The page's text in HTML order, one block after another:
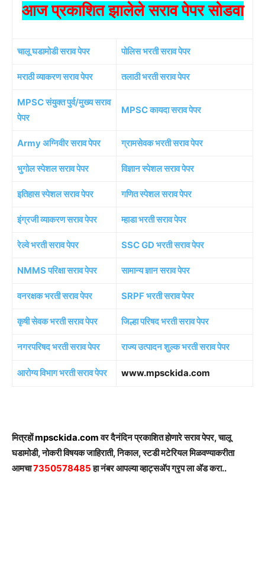
आज प्रकाशित झालेले सराव पेपर सोडवा
चालू घडामोडी सराव पेपर पोलिस भरती सराव पेपर
मराठी व्याकरण सराव पेपर तलाठी भरती सराव पेपर
MPSC संयुक्त पुर्व/मुख्य सराव
पेपर
MPSC कायदा सराव पेपर
Army अग्निवीर सराव पेपर ग्रामसेवक भरती सराव पेपर
भुगोल स्पेशल सराव पेपर विज्ञान स्पेशल सराव पेपर
इतिहास स्पेशल सराव पेपर गणित स्पेशल सराव पेपर
इंग्रजी व्याकरण सराव पेपर म्हाडा भरती सराव पेपर
रेल्वे भरती सराव पेपर SSC GD भरती सराव पेपर
NMMS परिक्षा सराव पेपर सामान्य ज्ञान सराव पेपर
वनरक्षक भरती सराव पेपर SRPF भरती सराव पेपर
कृषी सेवक भरती सराव पेपर जिल्हा परिषद भरती सराव पेपर
नगरपरिषद भरती सराव पेपर राज्य उत्पादन शुल्क भरती सराव पेपर
आरोग्य विभाग भरती सराव पेपर www.mpsckida.com
मित्रहोंmpsckida.comवर दैनंदिन प्रकाशित होणारे सराव पेपर, चालू
घडामोडी, नोकरी विषयक जाहिराती, निकाल, स्टडी मटेरियल मिळवण्याकरीता
आमचा7350578485हा नंबर आपल्या व्हाट्सअ‍ॅप ग्रृप ला अ‍ॅड करा..